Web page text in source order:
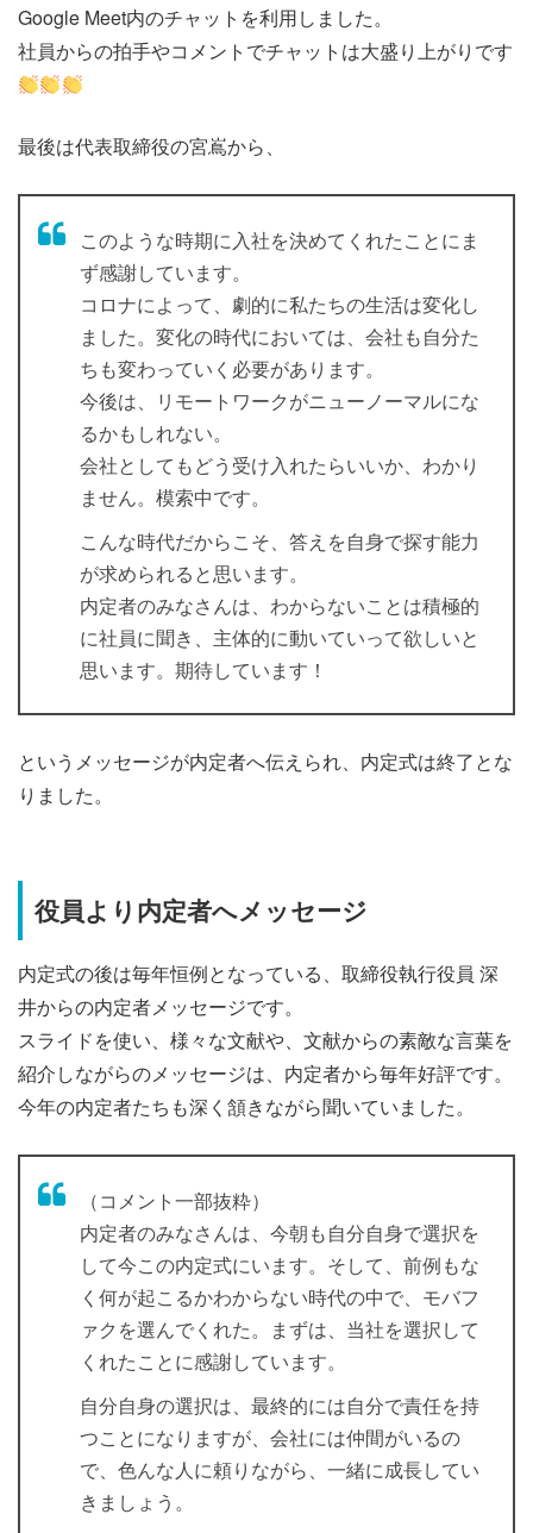
Google Meet内のチャットを利用しました。
社員からの拍手やコメントでチャットは大盛り上がりです
最後は代表取締役の宮嶌から、
このような時期に入社を決めてくれたことにま
ず感謝しています。
コロナによって、劇的に私たちの生活は変化し
ました。変化の時代においては、会社も自分た
ちも変わっていく必要があります。
今後は、リモートワークがニューノーマルにな
るかもしれない。
会社としてもどう受け入れたらいいか、わかり
ません。模索中です。
こんな時代だからこそ、答えを自身で探す能力
が求められると思います。
内定者のみなさんは、わからないことは積極的
に社員に聞き、主体的に動いていって欲しいと
思います。期待しています！
というメッセージが内定者へ伝えられ、内定式は終了とな
りました。
役員より内定者へメッセージ
内定式の後は毎年恒例となっている、取締役執行役員 深
井からの内定者メッセージです。
スライドを使い、様々な文献や、文献からの素敵な言葉を
紹介しながらのメッセージは、内定者から毎年好評です。
今年の内定者たちも深く頷きながら聞いていました。
（コメント一部抜粋）
内定者のみなさんは、今朝も自分自身で選択を
して今この内定式にいます。そして、前例もな
く何が起こるかわからない時代の中で、モバフ
ァクを選んでくれた。まずは、当社を選択して
くれたことに感謝しています。
自分自身の選択は、最終的には自分で責任を持
つことになりますが、会社には仲間がいるの
で、色んな人に頼りながら、一緒に成長してい
きましょう。